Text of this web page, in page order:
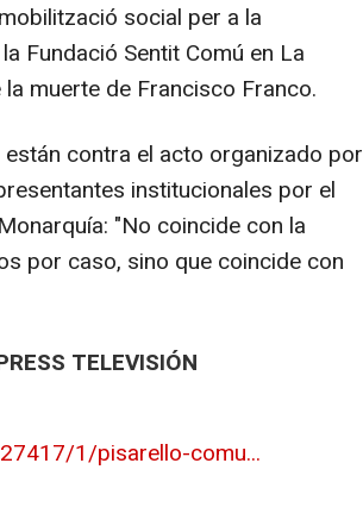
social per a la
Fundació Sentit Comú en La
muerte de Francisco Franco.
contra el acto organizado por
institucionales por el
"No coincide con la
por caso, sino que coincide con
TELEVISIÓN
1/pisarello-comu...